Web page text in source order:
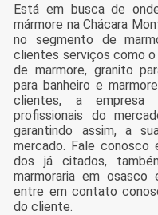
Está em busca de
mármore na Chácara
no segmento de
clientes serviços como
de marmore, granito
para banheiro e
clientes, a empresa
profissionais do
garantindo assim, a
mercado. Fale
dos já citados,
marmoraria em osasco
entre em contato
do cliente.